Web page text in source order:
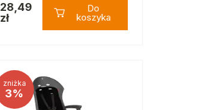
28,49
zł
Do
koszyka
zniżka
3%